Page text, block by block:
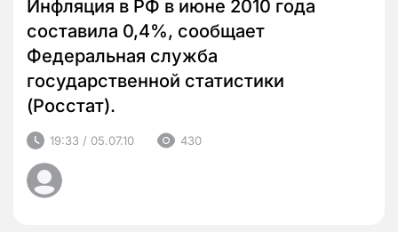
Инфляция в РФ в июне 2010 года
составила 0,4%, сообщает
Федеральная служба
государственной статистики
(Росстат).
19:33 / 05.07.10 430